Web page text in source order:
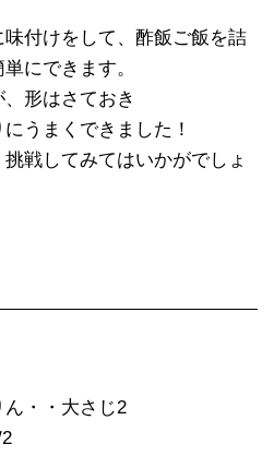
付けをして、酢飯ご飯を詰
にできます。
形はさておき
うまくできました！
戦してみてはいかがでしょ
ん・・大さじ2